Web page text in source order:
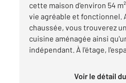
cette maison d'environ 54
vie agréable et fonctionnel.
chaussée, vous trouverez
cuisine aménagée ainsi
indépendant. À l'étage,
Voir le détail